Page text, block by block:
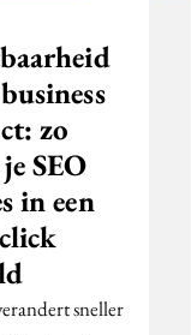
zo
SEO
in een
sneller